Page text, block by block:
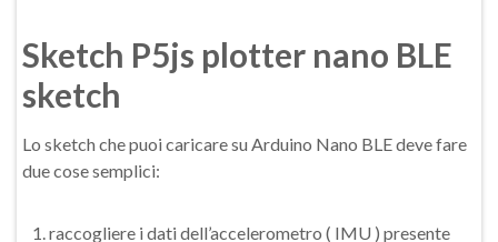
Sketch P5js plotter nano BLE
sketch
Lo sketch che puoi caricare su Arduino Nano BLE deve fare
due cose semplici:
raccogliere i dati dell’accelerometro ( IMU ) presente